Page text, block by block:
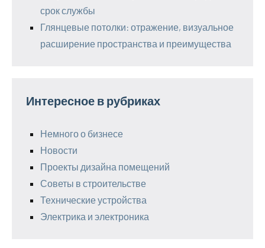
срок службы
Глянцевые потолки: отражение, визуальное
расширение пространства и преимущества
Интересное в рубриках
Немного о бизнесе
Новости
Проекты дизайна помещений
Советы в строительстве
Технические устройства
Электрика и электроника